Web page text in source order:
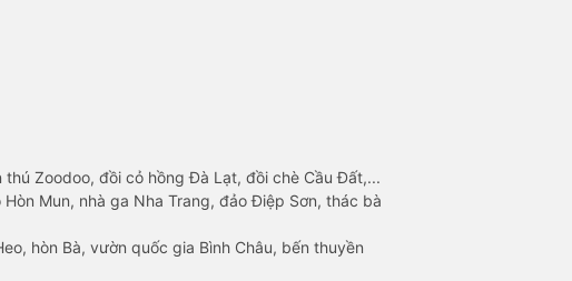
Zoodoo, đồi cỏ hồng Đà Lạt, đồi chè Cầu Đất,...
Mun, nhà ga Nha Trang, đảo Điệp Sơn, thác bà
hòn Bà, vườn quốc gia Bình Châu, bến thuyền